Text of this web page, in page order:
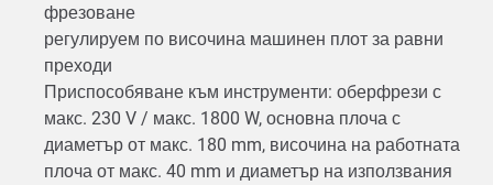
фрезоване
регулируем по височина машинен плот за равни
преходи
Приспособяване към инструменти: оберфрези с
макс. 230 V / макс. 1800 W, основна плоча с
диаметър от макс. 180 mm, височина на работната
плоча от макс. 40 mm и диаметър на използвания